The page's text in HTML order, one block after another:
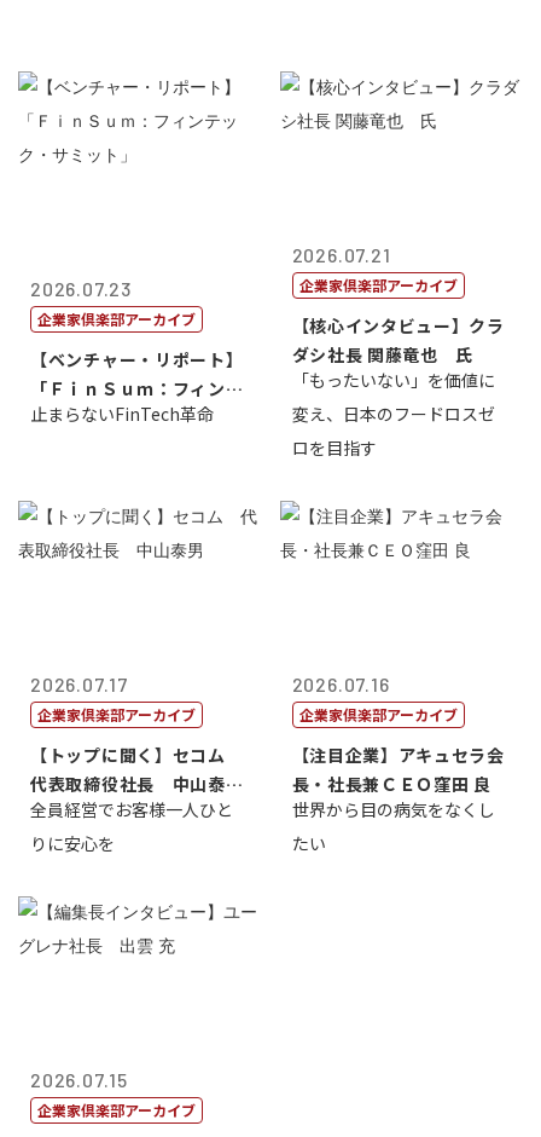
2026.07.23
企業家倶楽部アーカイブ
【ベンチャー・リポート】
「ＦｉｎＳｕｍ：フィンテ
ック・サミッ...
止まらないFinTech革命
2026.07.21
企業家倶楽部アーカイブ
【核心インタビュー】クラ
ダシ社長 関藤竜也 氏
「もったいない」を価値に
変え、日本のフードロスゼ
ロを目指す
2026.07.17
企業家倶楽部アーカイブ
【トップに聞く】セコム
代表取締役社長 中山泰
男
全員経営でお客様一人ひと
りに安心を
2026.07.16
企業家倶楽部アーカイブ
【注目企業】アキュセラ会
長・社長兼ＣＥＯ窪田 良
世界から目の病気をなくし
たい
2026.07.15
企業家倶楽部アーカイブ